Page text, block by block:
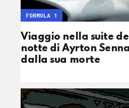
Viaggio nella suite
notte di Ayrton
dalla sua morte
FORMULA 1